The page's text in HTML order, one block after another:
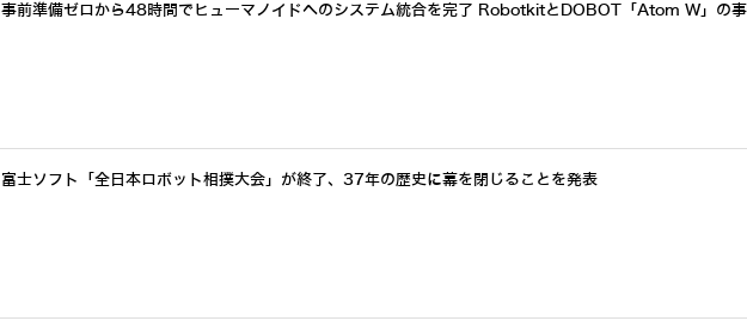
事前準備ゼロから48時間でヒューマノイドへのシステム統合を完了 RobotkitとDOBOT「Atom W」の
富士ソフト「全日本ロボット相撲大会」が終了、37年の歴史に幕を閉じることを発表